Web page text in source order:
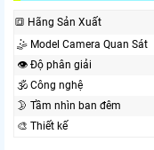
🔳 Hãng Sản Xuất
🤹 Model Camera Quan Sát
👁 Độ phân giải
🕉️ Công nghệ
🌛 Tầm nhìn ban đêm
🎨 Thiết kế